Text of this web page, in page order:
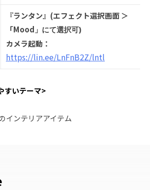
『ランタン』(エフェクト選択画面 ＞
「Mood 」にて選択可)
カメラ起動：
https://lin.ee/LnFnB2Z/lntl
すいテーマ>
インテリアアイテム